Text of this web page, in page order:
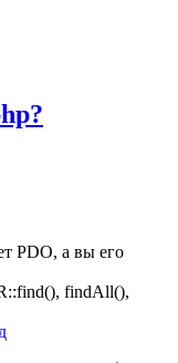
PDO, а вы его
findAll(),